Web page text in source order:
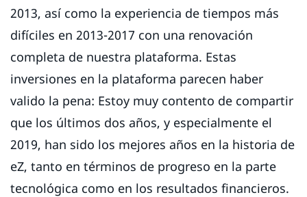
2013, así como la experiencia de tiempos más
difíciles en 2013-2017 con una renovación
completa de nuestra plataforma. Estas
inversiones en la plataforma parecen haber
valido la pena: Estoy muy contento de compartir
que los últimos dos años, y especialmente el
2019, han sido los mejores años en la historia de
eZ, tanto en términos de progreso en la parte
tecnológica como en los resultados financieros.